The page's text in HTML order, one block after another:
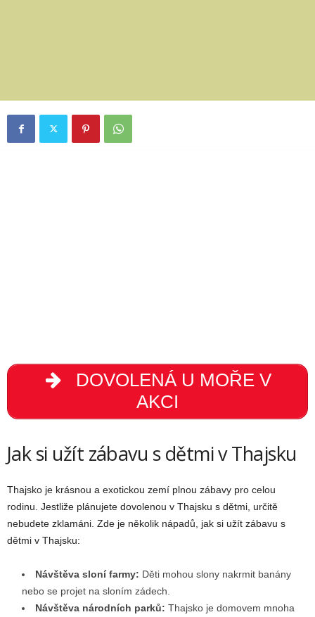
DOVOLENÁ U MOŘE V
AKCI
Jak si užít zábavu s dětmi v Thajsku
Thajsko je krásnou a exotickou zemí plnou zábavy pro celou
rodinu. Jestliže plánujete dovolenou v Thajsku s dětmi, určitě
nebudete zklamáni. Zde je několik nápadů, jak si užít zábavu s
dětmi v Thajsku:
Návštěva sloní farmy: Děti mohou slony nakrmit banány
nebo se projet na sloním zádech.
Návštěva národních parků: Thajsko je domovem mnoha